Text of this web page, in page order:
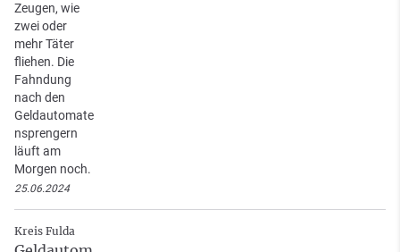
Zeugen, wie
zwei oder
mehr Täter
fliehen. Die
Fahndung
nach den
Geldautomate
nsprengern
läuft am
Morgen noch.
25.06.2024
Kreis Fulda